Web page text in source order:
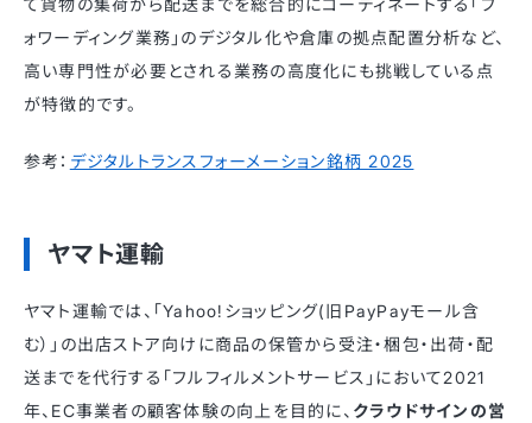
て貨物の集荷から配送までを総合的にコーディネートする「フ
ォワーディング業務」のデジタル化や倉庫の拠点配置分析など、
高い専門性が必要とされる業務の高度化にも挑戦している点
が特徴的です。
参考： デジタルトランスフォーメーション銘柄 2025
ヤマト運輸
ヤマト運輸では、「Yahoo!ショッピング(旧PayPayモール含
む）」の出店ストア向けに商品の保管から受注・梱包・出荷・配
送までを代行する「フルフィルメントサービス」において2021
年、EC事業者の顧客体験の向上を目的に、 クラウドサインの営